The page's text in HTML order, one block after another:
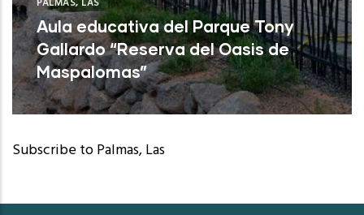
Aula educativa del Parque Tony
Gallardo “Reserva del Oasis de
Maspalomas”
San Bartolomé de Tirajana (Las Palmas)
Subscribe to Palmas, Las